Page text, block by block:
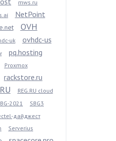
mws.ru
NetPoint
OVH
uk ovhdc-us
pq.hosting
Proxmox
rackstore.ru
REG.RU cloud
2021 SBG3
дайджест
Serverius